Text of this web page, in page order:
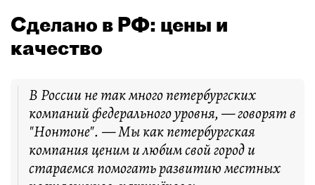
Сделано в РФ: цены и
качество
В России не так много петербургских
компаний федерального уровня, — говорят в
"Нонтоне". — Мы как петербургская
компания ценим и любим свой город и
стараемся помогать развитию местных